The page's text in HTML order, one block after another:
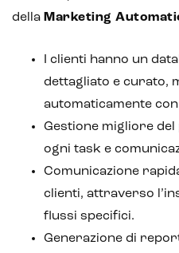
della Marketing
I clienti hanno un
dettagliato e curato,
automaticamente
Gestione migliore
ogni task e
Comunicazione
clienti, attraverso
flussi specifici.
Generazione di